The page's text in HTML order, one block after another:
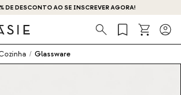
DE DESCONTO AO SE INSCREVER AGORA!
Procura
/ Glassware